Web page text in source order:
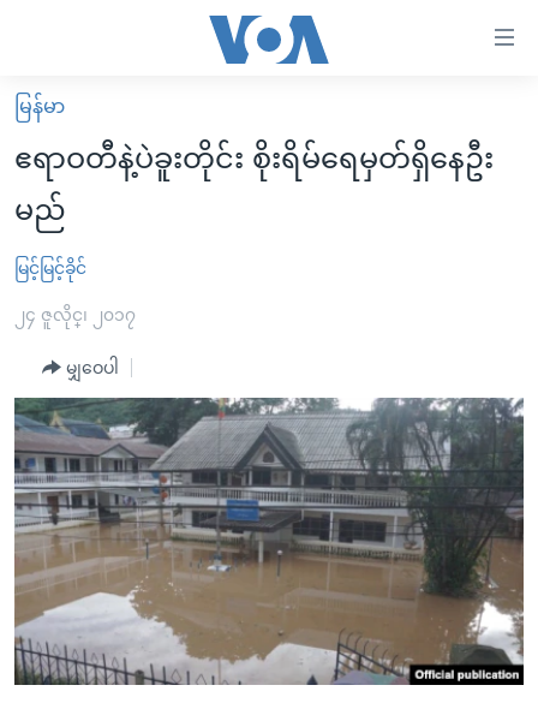
လွယ်ကူ
စေ
သည့်
Link
များ
ပင်မ
ကျော်
ကြည့်
ရန်
ပင်မ
ညွန်း
စာမျက်နှာ
သို့
ကျော်
မူလစာမျက်နှာ
မြန်မာ
ကမ္ဘာ့သတင်းများ
နိုင်ငံတကာ
အစ္စရေး-ပါလက်စတိုင်း
ဗွီဒီယို
အင်္ဂလိပ်စာလေ့လာမယ်
အမေရိကန်သုံးအီဒီယံ
မကြေးမုံရဲ့ အင်္ဂလိပ်စာ
ရုပ်ရှင်ထဲက အင်္ဂလိပ်စာ
သုတပဒေသာ အင်္ဂလိပ်စာ
အပတ်စဉ်ကဏ္ဍများ
ရေဒီယို
တီဗွီ
ရေဒီယိုနှင့်ရုပ်သံ အချက်အလက်များ
ရေဒီယို/တီဗွီအစီအစဉ်
Learning English
ဗွီအိုအေ လူမှုကွန်ယက်များ
မြန်မာ
ဧရာဝတီနဲ့ပဲခူးတိုင်း စိုးရိမ်ရေမှတ်ရှိနေဦး
မည်
မြင့်မြင့်ခိုင်
၂၄ ဇူလိုင္၊ ၂၀၁၇
မျှဝေပါ